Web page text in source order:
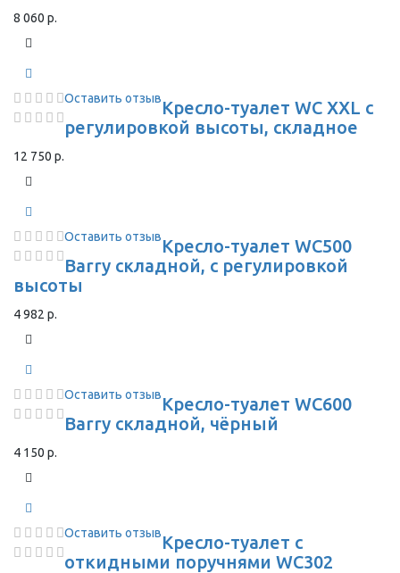
8 060 р.
Оставить отзывКресло-туалет WC XXL с
регулировкой высоты, складное
12 750 р.
Оставить отзывКресло-туалет WC500
Barry складной, с регулировкой
высоты
4 982 р.
Оставить отзывКресло-туалет WC600
Barry складной, чёрный
4 150 р.
Оставить отзывКресло-туалет с
откидными поручнями WC302